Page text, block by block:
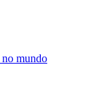
no mundo